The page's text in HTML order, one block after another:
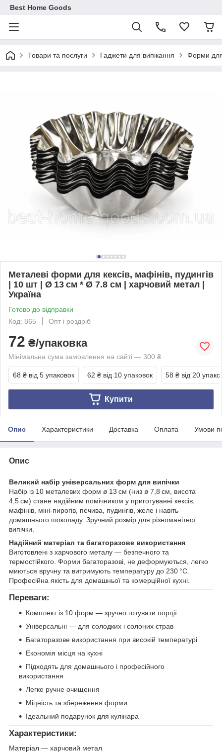
Best Home Goods
Товари та послуги Гаджети для випікання Форми для
Металеві форми для кексів, мафінів, пудингів
| 10 шт | Ø 13 см * Ø 7.8 см | харчовий метал |
Україна
Готово до відправки
Код: 865
Опт і роздріб
72 ₴/упаковка
Мінімальна сума замовлення на сайті — 300 ₴
68 ₴ від 5 упаковок 62 ₴ від 10 упаковок 58 ₴ від 20
Купити
Опис Характеристики Доставка Оплата Умови
Опис
Великий набір універсальних форм для випічки
Набір із 10 металевих форм ø 13 см (низ ø 7,8 см, висота
4,5 см) стане надійним помічником у приготуванні кексів,
мафінів, міні‑пирогів, печива, пудингів, желе і навіть
домашнього шоколаду. Зручний розмір для різноманітної
випічки.
Надійний матеріал та багаторазове використання
Виготовлені з харчового металу — безпечного та
термостійкого. Форми багаторазові, не деформуються, легко
миються вручну та витримують температуру до 230 °C.
Професійна якість для домашньої та комерційної кухні.
Переваги:
Комплект із 10 форм — зручно готувати порції
Універсальні — для солодких і солоних страв
Багаторазове використання при високій температурі
Економія місця на кухні
Підходять для домашнього і професійного
використання
Легке ручне очищення
Міцність та збереження форми
Ідеальний подарунок для кулінара
Характеристики:
Матеріал — харчовий метал